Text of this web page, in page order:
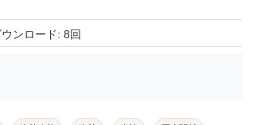
ウンロード: 8回